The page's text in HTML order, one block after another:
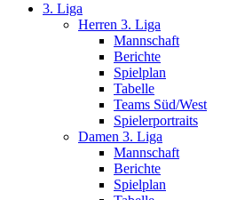
3. Liga
Herren 3. Liga
Mannschaft
Berichte
Spielplan
Tabelle
Teams Süd/West
Spielerportraits
Damen 3. Liga
Mannschaft
Berichte
Spielplan